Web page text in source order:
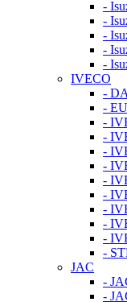
-
-
-
-
-
IVECO
-
-
-
-
-
-
-
-
-
-
-
-
JAC
-
-